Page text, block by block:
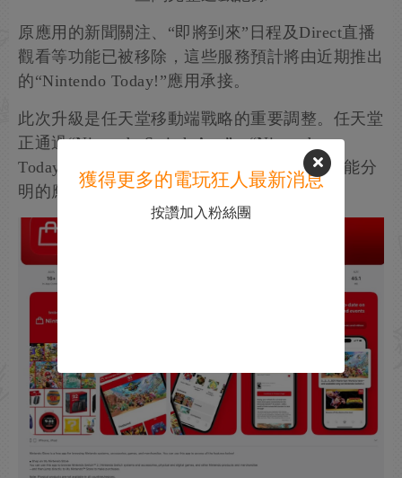
原應用的新聞關注、“即將到來”日程及Direct直播
觀看等功能已被移除，這些服務預計將由近期推出
的“Nintendo Today!”應用承接。
此次升級是任天堂移動端戰略的重要調整。任天堂
正通過“Nintendo Switch App”、“Nintendo
Today!”和本次推出的“Nintendo Store”構建功能分
明的應用矩陣，為用戶提供更精準的服務。
獲得更多的電玩狂人最新消息
按讚加入粉絲團